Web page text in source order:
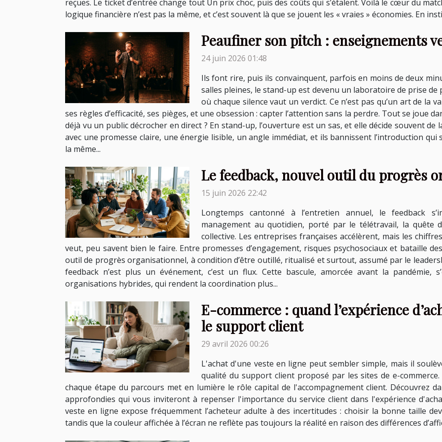
reçues. Le ticket d’entrée change tout Un prix choc, puis des coûts qui s’étalent. Voilà le cœur du
logique financière n’est pas la même, et c’est souvent là que se jouent les « vraies » économies. En
Peaufiner son pitch : enseignements
24 juin 2026 01:48
Ils font rire, puis ils convainquent, parfois en moins de deux
salles pleines, le stand-up est devenu un laboratoire de prise
où chaque silence vaut un verdict. Ce n’est pas qu’un art de la
ses règles d’efficacité, ses pièges, et une obsession : capter l’attention sans la perdre. Tout se joue
déjà vu un public décrocher en direct ? En stand-up, l’ouverture est un sas, et elle décide souvent
avec une promesse claire, une énergie lisible, un angle immédiat, et ils bannissent l’introduction qui
la même...
Le feedback, nouvel outil du progrès
15 juin 2026 22:42
Longtemps cantonné à l’entretien annuel, le feedback
management au quotidien, porté par le télétravail, la quête
collective. Les entreprises françaises accélèrent, mais les
veut, peu savent bien le faire. Entre promesses d’engagement, risques psychosociaux et bataille
outil de progrès organisationnel, à condition d’être outillé, ritualisé et surtout, assumé par le
feedback n’est plus un événement, c’est un flux. Cette bascule, amorcée avant la pandémie,
organisations hybrides, qui rendent la coordination plus...
E-commerce : quand l’expérience
le support client
29 avril 2026 00:26
L'achat d'une veste en ligne peut sembler simple, mais il
qualité du support client proposé par les sites de e-
chaque étape du parcours met en lumière le rôle capital de l'accompagnement client. Découvrez
approfondies qui vous inviteront à repenser l'importance du service client dans l'expérience
veste en ligne expose fréquemment l’acheteur adulte à des incertitudes : choisir la bonne taille
tandis que la couleur affichée à l’écran ne reflète pas toujours la réalité en raison des différences